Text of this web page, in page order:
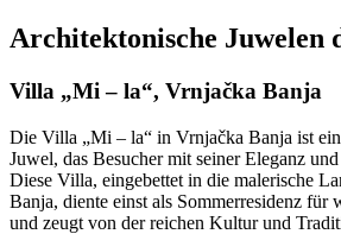
Architektonische Juwelen
Villa „Mi – la“, Vrnjačka Banja
Die Villa „Mi – la“ in Vrnjačka Banja ist
Juwel, das Besucher mit seiner Eleganz
Diese Villa, eingebettet in die malerische
Banja, diente einst als Sommerresidenz für
und zeugt von der reichen Kultur und